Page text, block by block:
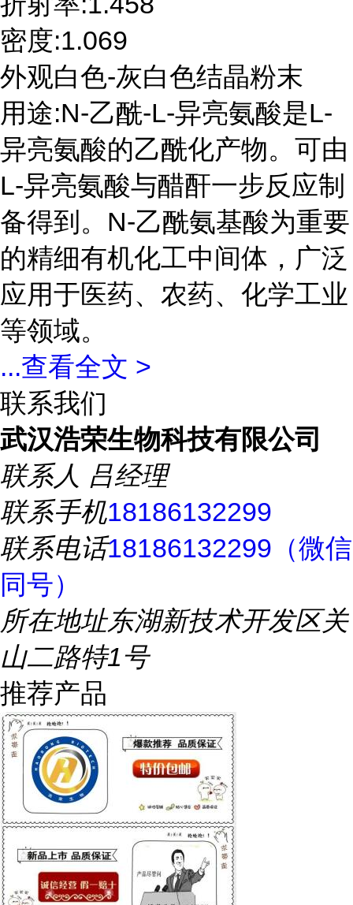
密度:1.069
外观白色-灰白色结晶粉末
用途:N-乙酰-L-异亮氨酸是L-
异亮氨酸的乙酰化产物。可由
L-异亮氨酸与醋酐一步反应制
备得到。N-乙酰氨基酸为重要
的精细有机化工中间体，广泛
应用于医药、农药、化学工业
等领域。
...查看全文 >
联系我们
武汉浩荣生物科技有限公司
联系人 吕经理
联系手机18186132299
联系电话18186132299（微信
同号）
所在地址东湖新技术开发区关
山二路特1号
推荐产品